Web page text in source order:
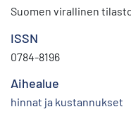
Suomen virallinen
ISSN
0784-8196
Aihealue
hinnat ja kustannukset